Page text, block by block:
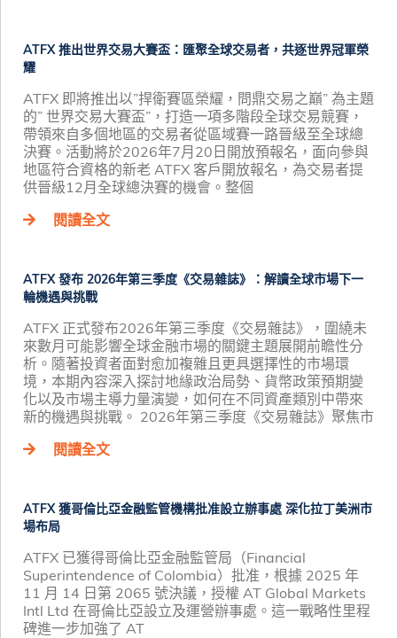
ATFX 推出世界交易大賽盃：匯聚全球交易者，共逐世界冠軍榮
耀
ATFX 即將推出以”捍衛賽區榮耀，問鼎交易之巔” 為主題
的” 世界交易大賽盃”，打造一項多階段全球交易競賽，
帶領來自多個地區的交易者從區域賽一路晉級至全球總
決賽。活動將於2026年7月20日開放預報名，面向參與
地區符合資格的新老 ATFX 客戶開放報名，為交易者提
供晉級12月全球總決賽的機會。整個
閱讀全文
ATFX 發布 2026年第三季度《交易雜誌》：解讀全球市場下一
輪機遇與挑戰
ATFX 正式發布2026年第三季度《交易雜誌》，圍繞未
來數月可能影響全球金融市場的關鍵主題展開前瞻性分
析。隨著投資者面對愈加複雜且更具選擇性的市場環
境，本期內容深入探討地緣政治局勢、貨幣政策預期變
化以及市場主導力量演變，如何在不同資產類別中帶來
新的機遇與挑戰。 2026年第三季度《交易雜誌》聚焦市
閱讀全文
ATFX 獲哥倫比亞金融監管機構批准設立辦事處 深化拉丁美洲市
場布局
ATFX 已獲得哥倫比亞金融監管局（Financial
Superintendence of Colombia）批准，根據 2025 年
11 月 14 日第 2065 號決議，授權 AT Global Markets
Intl Ltd 在哥倫比亞設立及運營辦事處。這一戰略性里程
碑進一步加強了 AT